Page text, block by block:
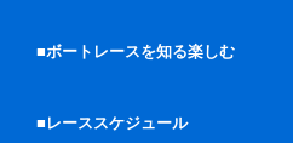
■ボートレースを知る楽しむ
■レーススケジュール